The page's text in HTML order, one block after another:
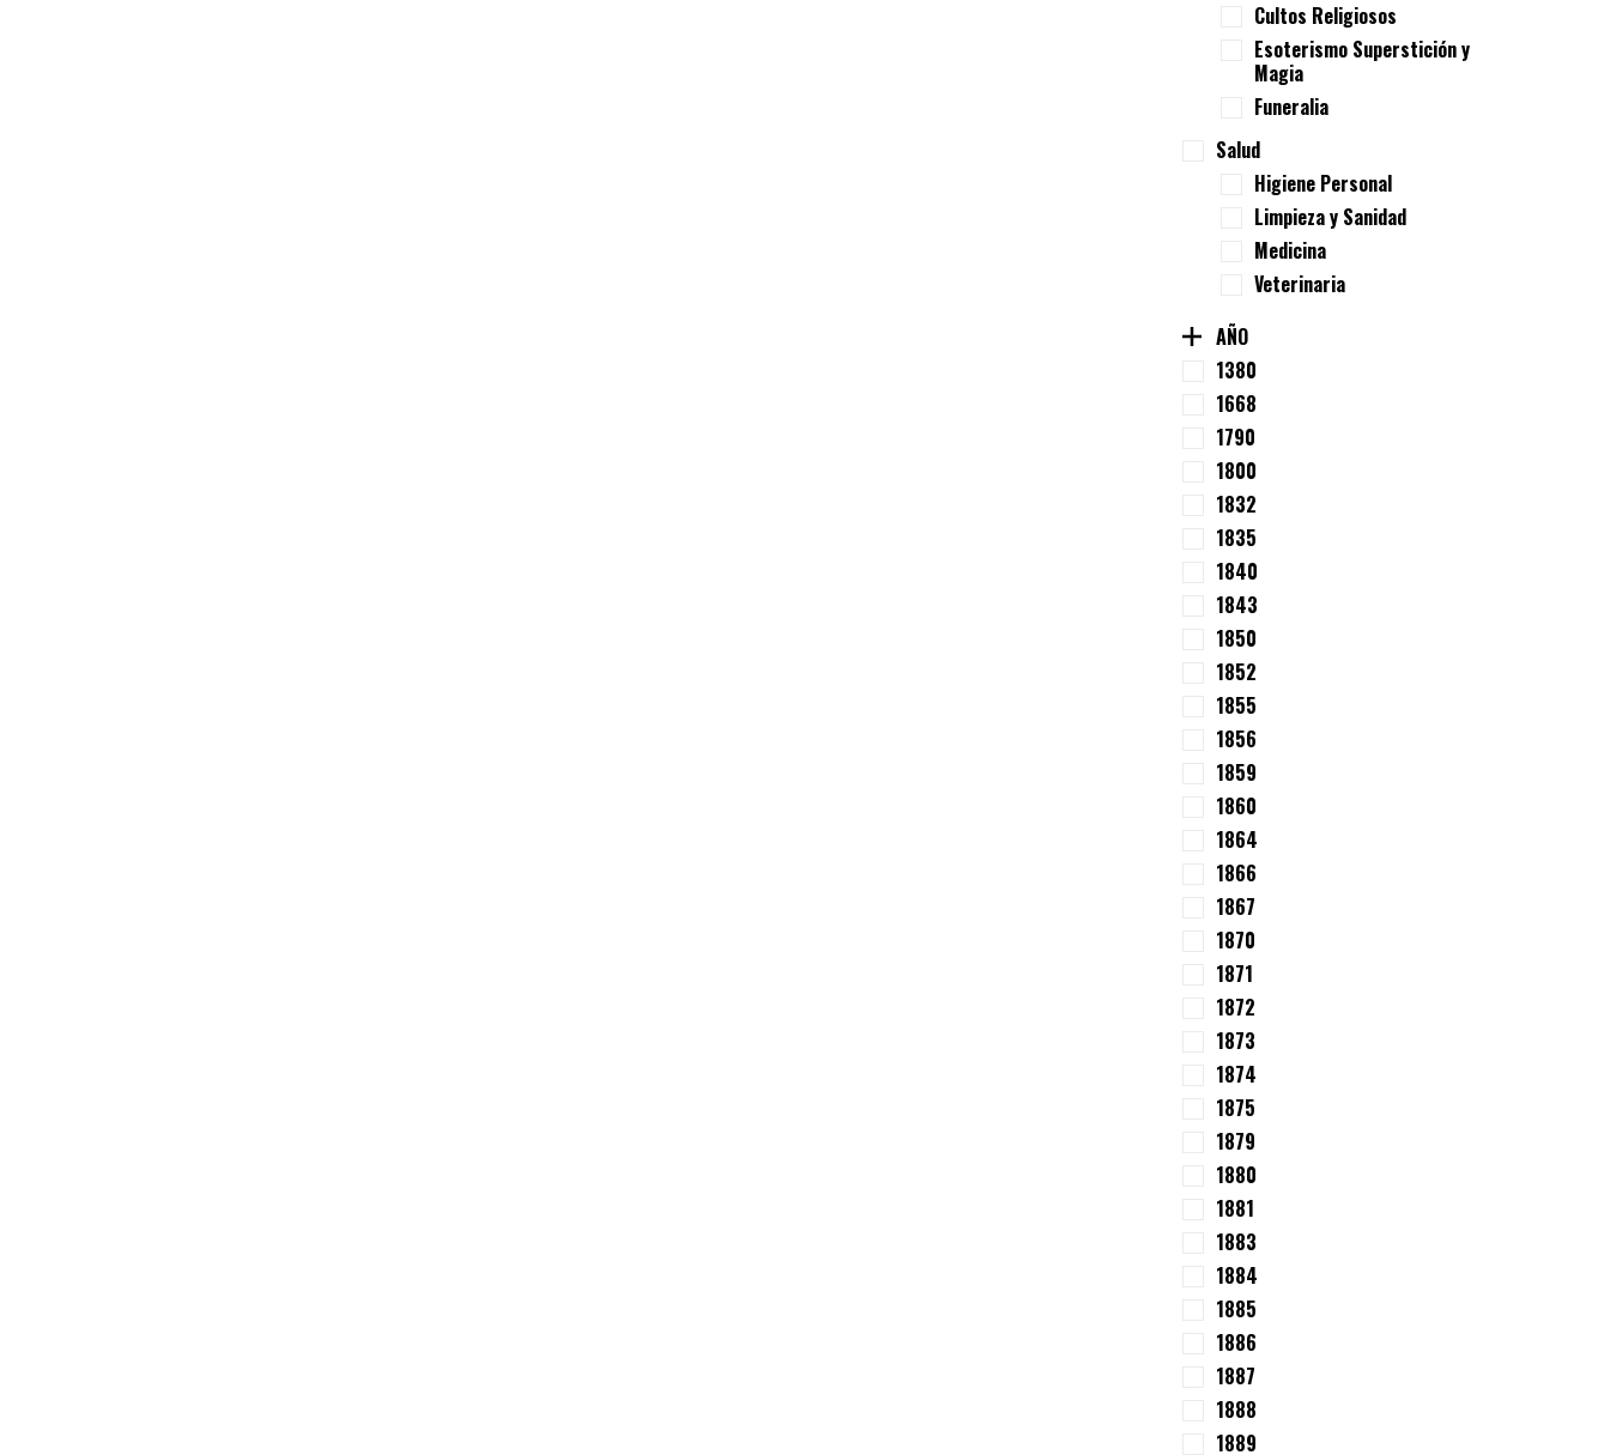
Cultos Religiosos
Esoterismo Superstición y
Magia
Funeralia
Salud
Higiene Personal
Limpieza y Sanidad
Medicina
Veterinaria
AÑO
1380
1668
1790
1800
1832
1835
1840
1843
1850
1852
1855
1856
1859
1860
1864
1866
1867
1870
1871
1872
1873
1874
1875
1879
1880
1881
1883
1884
1885
1886
1887
1888
1889